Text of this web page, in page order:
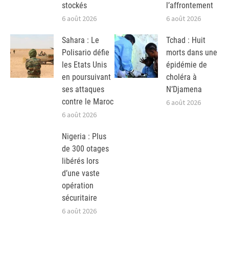
stockés
6 août 2026
l’affrontement
6 août 2026
Sahara : Le
Polisario défie
les Etats Unis
en poursuivant
ses attaques
contre le Maroc
6 août 2026
Tchad : Huit
morts dans une
épidémie de
choléra à
N’Djamena
6 août 2026
Nigeria : Plus
de 300 otages
libérés lors
d’une vaste
opération
sécuritaire
6 août 2026